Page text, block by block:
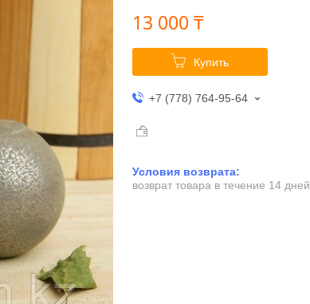
13 000 ₸
Купить
+7 (778) 764-95-64
возврат товара в течение 14 дней